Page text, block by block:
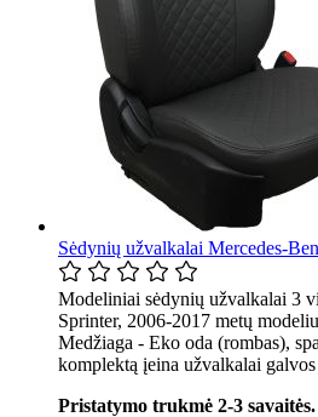
Sėdynių užvalkalai Mercedes-
Modeliniai sėdynių užvalkalai 3
Sprinter, 2006-2017 metų
Medžiaga - Eko oda (rombas),
komplektą įeina užvalkalai
Pristatymo trukmė 2-3 savaitės.